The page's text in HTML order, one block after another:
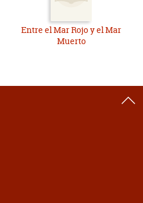
Entre el Mar Rojo y el Mar
Muerto